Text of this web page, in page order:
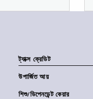
ট্যাক্স ক্রেডিট
উপার্জিত আয়
শিশু/ডিপেনডেন্ট কেয়ার